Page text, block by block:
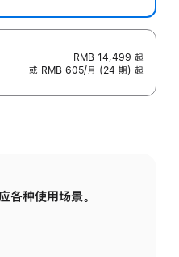
RMB 14,499 起
或 RMB 605/月 (24 期) 起
各种使用场景。